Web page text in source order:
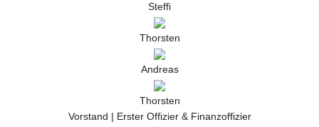
Steffi
Thorsten
Andreas
Thorsten
Vorstand | Erster Offizier & Finanzoffizier